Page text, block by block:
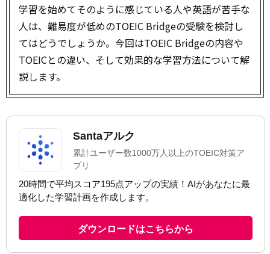
学習を始めてそのように感じている人や英語が苦手な
人は、難易度が低めのTOEIC Bridgeの受験を検討し
てはどうでしょうか。今回はTOEIC Bridgeの内容や
TOEICとの違い、そして効果的な学習方法について解
説します。